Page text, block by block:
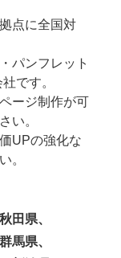
点に全国対
パンフレット
です。
ージ制作が可
い。
UPの強化な
。
田県、
馬県、